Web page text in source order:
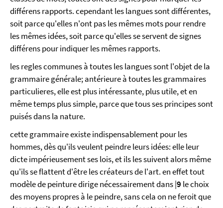
différens rapports. cependant les langues sont différentes,
soit parce qu'elles n'ont pas les mêmes mots pour rendre
les mêmes idées, soit parce qu'elles se servent de signes
différens pour indiquer les mêmes rapports.
les regles communes à toutes les langues sont l'objet de la
grammaire générale; antérieure à toutes les grammaires
particulieres, elle est plus intéressante, plus utile, et en
même temps plus simple, parce que tous ses principes sont
puisés dans la nature.
cette grammaire existe indispensablement pour les
hommes, dès qu'ils veulent peindre leurs idées: elle leur
dicte impérieusement ses lois, et ils les suivent alors même
qu'ils se flattent d'être les créateurs de l'art. en effet tout
modèle de peinture dirige nécessairement dans |9 le choix
des moyens propres à le peindre, sans cela on ne feroit que